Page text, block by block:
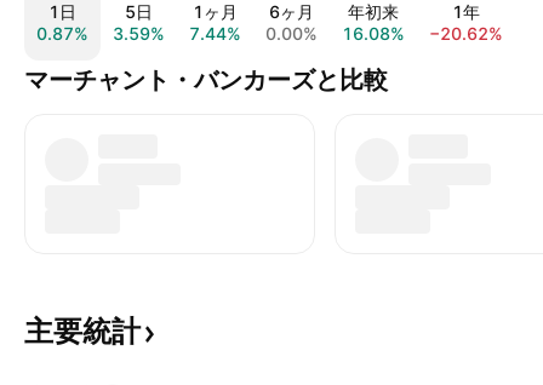
1日
0.87%
5日
3.59%
1ヶ月
7.44%
6ヶ月
0.00%
年初来
16.08%
1年
−20.62%
マーチャント・バンカーズと比較
主要統計